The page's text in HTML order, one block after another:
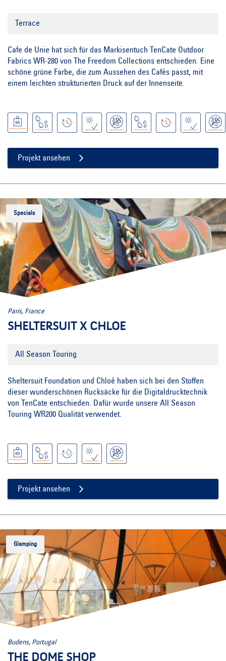
Terrace
Cafe de Unie hat sich für das Markisentuch TenCate Outdoor
Fabrics WR-280 von The Freedom Collections entschieden. Eine
schöne grüne Farbe, die zum Aussehen des Cafés passt, mit
einem leichten strukturierten Druck auf der Innenseite.
Projekt ansehen
Specials
Paris, France
SHELTERSUIT X CHLOE
All Season Touring
Sheltersuit Foundation und Chloé haben sich bei den Stoffen
dieser wunderschönen Rucksäcke für die Digitaldrucktechnik
von TenCate entschieden. Dafür wurde unsere All Season
Touring WR200 Qualität verwendet.
Projekt ansehen
Glamping
Budens, Portugal
THE DOME SHOP